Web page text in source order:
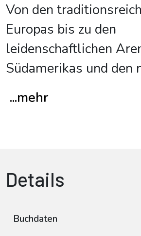
Von den
Europas bis zu den
leidenschaftlichen
Südamerikas und den
...mehr
Details
Buchdaten